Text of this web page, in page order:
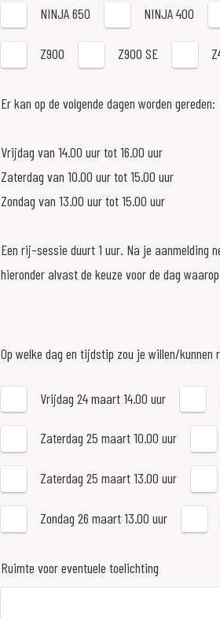
NINJA 650 NINJA 400
Z900 Z900 SE
Er kan op de volgende dagen worden gereden:
Vrijdag van 14.00 uur tot 16.00 uur
Zaterdag van 10.00 uur tot 15.00 uur
Zondag van 13.00 uur tot 15.00 uur
Een rij-sessie duurt 1 uur. Na je aanmelding
hieronder alvast de keuze voor de dag
Op welke dag en tijdstip zou je willen/
Vrijdag 24 maart 14.00 uur
Zaterdag 25 maart 10.00 uur
Zaterdag 25 maart 13.00 uur
Zondag 26 maart 13.00 uur
Ruimte voor eventuele toelichting